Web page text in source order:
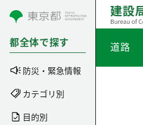
コンテンツにスキップ
都全体で探す
防災・緊急情報
カテゴリ別
目的別
道路